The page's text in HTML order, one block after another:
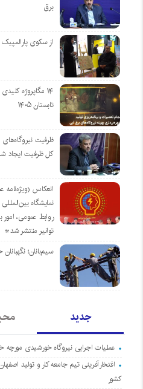
برق
از سکوی
۱۴ مگاپروژه‌
تابستان ۱۴۰۵
ظرفیت نیروگاه‌های
کل ظرفیت ایجاد
انعکاس (ویژه‌نامه
نمایشگاه
روابط عمومی،
توانیر منتشر شد*
سیم‌بانان؛
جدید
عملیات اجرایی نیروگاه خورشیدی
افتخارآفرینی تیم جامعه کار و تولید
کشور